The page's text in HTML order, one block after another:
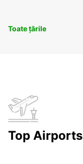
Toate țările
Top Airports